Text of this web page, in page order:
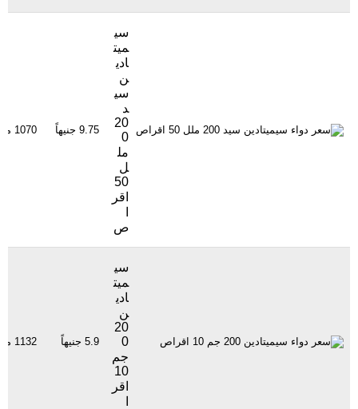
سي
ميت
ادي
ن
سي
د
20
0
مل
ل
50
اقر
ص
9.75 جنيهاً 1070 مشاهدة
سي
ميت
ادي
ن
20
0
جم
10
اقر
5.9 جنيهاً 1132 مشاهدة